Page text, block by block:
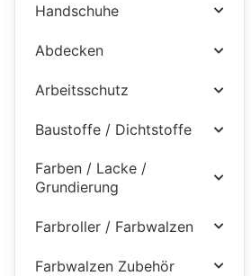
Handschuhe
Abdecken
Arbeitsschutz
Baustoffe / Dichtstoffe
Farben / Lacke /
Grundierung
Farbroller / Farbwalzen
Farbwalzen Zubehör